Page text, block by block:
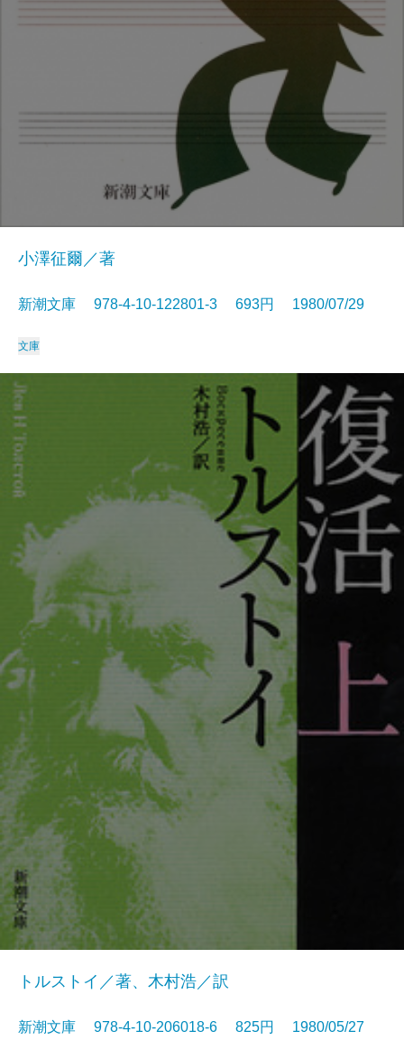
小澤征爾／著
新潮文庫 978-4-10-122801-3 693円 1980/07/29
文庫
トルストイ／著、木村浩／訳
新潮文庫 978-4-10-206018-6 825円 1980/05/27